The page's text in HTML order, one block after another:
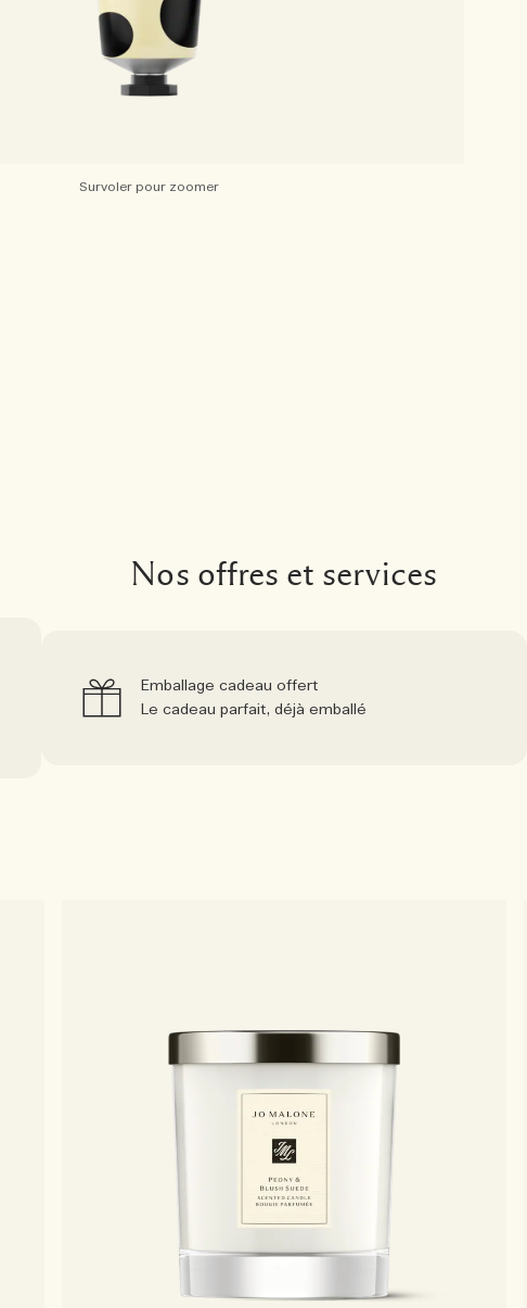
Survoler pour zoomer
Nos offres et services
Emballage cadeau offert
Le cadeau parfait, déjà emballé